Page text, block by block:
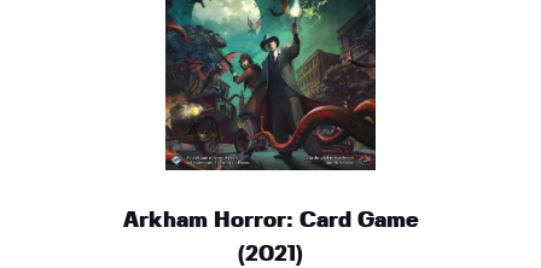
Arkham Horror: Card Game
(2021)